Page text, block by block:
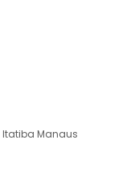
Itatiba Manaus